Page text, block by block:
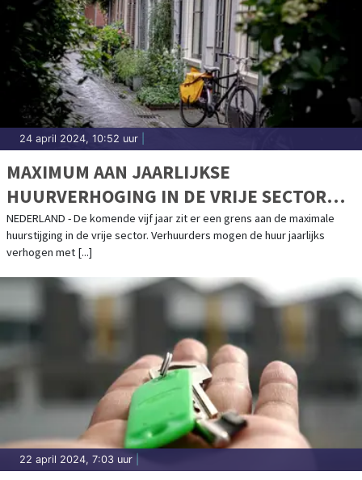
24 april 2024, 10:52 uur
MAXIMUM AAN JAARLIJKSE
HUURVERHOGING IN DE VRIJE SECTOR
BLIJFT GELDEN TOT 1 MEI 2029
NEDERLAND - De komende vijf jaar zit er een grens aan de maximale
huurstijging in de vrije sector. Verhuurders mogen de huur jaarlijks
verhogen met [...]
22 april 2024, 7:03 uur